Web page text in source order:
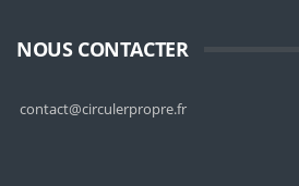
NOUS CONTACTER
contact@circulerpropre.fr